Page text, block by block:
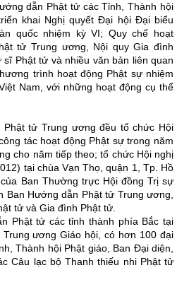
dẫn Phật tử các Tỉnh, Thành hội
khai Nghị quyết Đại hội Đại biểu
quốc nhiệm kỳ VI; Quy chế hoạt
tử Trung ương, Nội quy Gia đình
Phật tử và nhiều văn bản liên quan
trình hoạt động Phật sự nhiệm
Nam, với những hoạt động cụ thể
tử Trung ương đều tổ chức Hội
tác hoạt động Phật sự trong năm
cho năm tiếp theo; tổ chức Hội nghị
tại chùa Vạn Thọ, quận 1, Tp. Hồ
Ban Thường trực Hội đồng Trị sự
Ban Hướng dẫn Phật tử Trung ương,
tử và Gia đình Phật tử.
Phật tử các tỉnh thành phía Bắc tại
ương Giáo hội, có hơn 100 đại
Thành hội Phật giáo, Ban Đại diện,
Câu lạc bộ Thanh thiếu nhi Phật tử